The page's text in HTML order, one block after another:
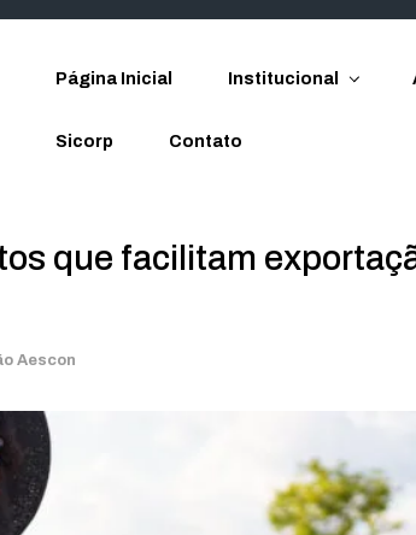
Página Inicial Institucional
Sicorp Contato
que facilitam
Aescon